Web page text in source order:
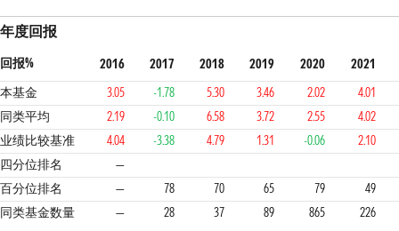
年度回报
回报% 2016 2017 2018 2019 2020
2021
本基金
3.05 -1.78 5.30 3.46 2.02
4.01
同类平均
2.19 -0.10 6.58 3.72 2.55
4.02
业绩比较基准
4.04 -3.38 4.79 1.31 -0.06
2.10
四分位排名
—
4 3 3 4 2 4
百分位排名 — 78 70 65 79
49
同类基金数量
— 28 37 89 865 226